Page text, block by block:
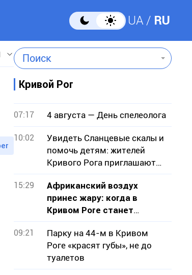
UA RU
Поиск
Кривой Рог
07:17 4 августа — День спелеолога
10:02
Увидеть Сланцевые скалы и
помочь детям: жителей
Кривого Рога приглашают
на экскурсию
15:29
Африканский воздух
принес жару: когда в
Кривом Роге станет
прохладнее
09:21
Парку на 44-м в Кривом
Роге «красят губы», не до
туалетов